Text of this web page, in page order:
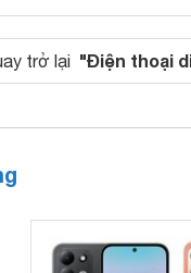
trở lại "Điện thoại